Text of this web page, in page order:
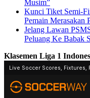
Musim”
Kunci Tiket Semi-
Pemain Merasakan
Jelang Lawan
Peluang Ke Babak
Klasemen Liga 1